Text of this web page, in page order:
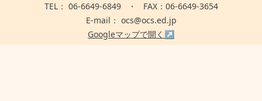
TEL： 06-6649-6849 ・
FAX：06-6649-3654
E-mail： ocs@ocs.ed.jp
Googleマップで開く ↗